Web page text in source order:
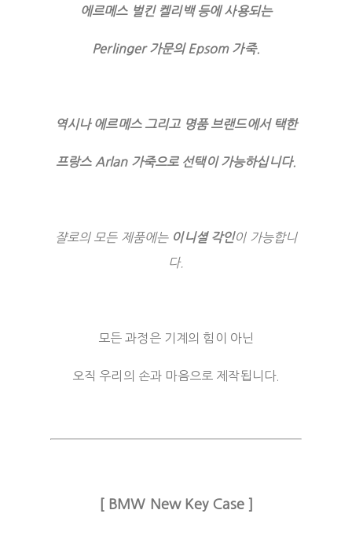
에르메스 벌킨 켈리백 등에 사용되는
Perlinger 가문의 Epsom 가죽.
역시나 에르메스 그리고 명품 브랜드에서 택한
프랑스 Arlan 가죽으로 선택이 가능하십니다.
쟐로의 모든 제품에는 이니셜 각인이 가능합니
다.
모든 과정은 기계의 힘이 아닌
오직 우리의 손과 마음으로 제작됩니다.
[ BMW New Key Case ]